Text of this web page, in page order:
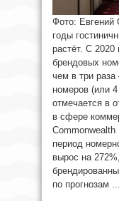
Фото: Евгений
годы
растёт. С 2020
брендовых
чем в три
номеров (или
отмечается в
в сфере
период
вырос на
по прогнозам ...